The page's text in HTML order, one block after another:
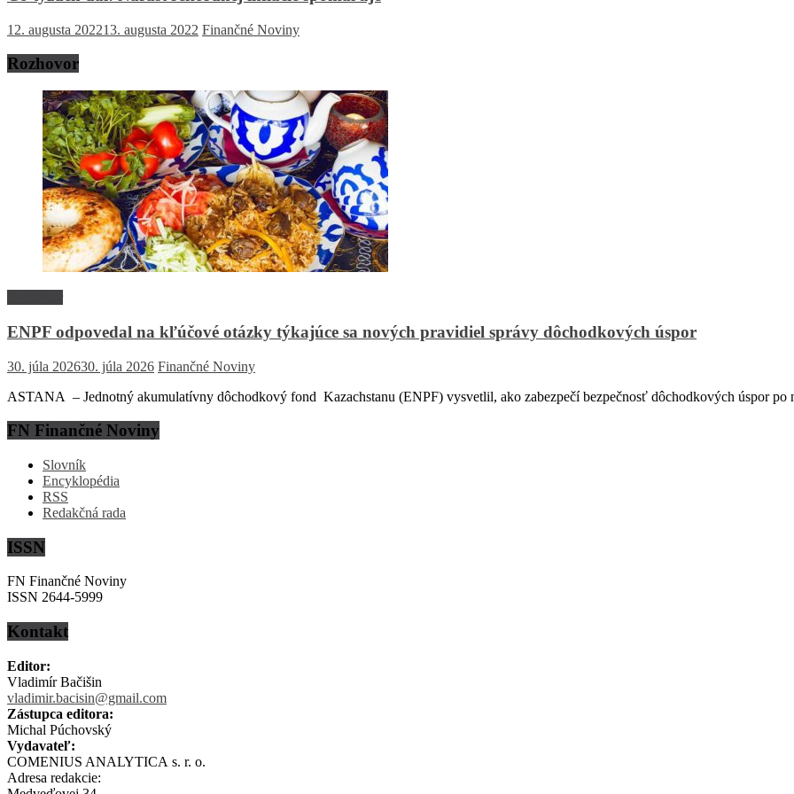
12. augusta 202213. augusta 2022 Finančné Noviny
Rozhovor
ENPF odpovedal na kľúčové otázky týkajúce sa nových pravidiel správy dôchodkových úspor
30. júla 202630. júla 2026 Finančné Noviny
ASTANA – Jednotný akumulatívny dôchodkový fond Kazachstanu (ENPF) vysvetlil, ako zabezpečí bezpečnosť dôchodkových úspor po
FN Finančné Noviny
Slovník
Encyklopédia
RSS
Redakčná rada
ISSN
FN Finančné Noviny
ISSN 2644-5999
Kontakt
Editor:
Vladimír Bačišin
vladimir.bacisin@gmail.com
Zástupca editora:
Michal Púchovský
Vydavateľ:
COMENIUS ANALYTICA s. r. o.
Adresa redakcie: